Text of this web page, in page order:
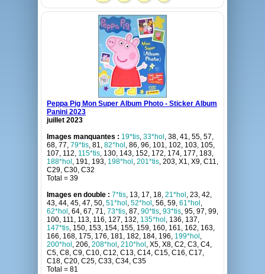
Peppa Pig Mon Super Album Photo - Sticker Album
Panini 2023
juillet 2023
Images manquantes : 19*tis, 33*hol , 38, 41, 55, 57,
68, 77, 79*tis, 81, 82*hol , 86, 96, 101, 102, 103, 105,
107, 112, 115*tis, 130, 143, 152, 172, 174, 177, 183,
188*hol , 191, 193, 198*hol , 201*tis, 203, X1, X9, C11,
C29, C30, C32
Total = 39
Images en double : 7*tis, 13, 17, 18, 21*hol , 23, 42,
43, 44, 45, 47, 50, 51*hol , 52*hol , 56, 59, 61*hol ,
62*hol , 64, 67, 71, 73*tis, 87, 90*tis, 93*tis, 95, 97, 99,
100, 111, 113, 116, 127, 132, 135*hol , 136, 137,
147*tis, 150, 153, 154, 155, 159, 160, 161, 162, 163,
166, 168, 175, 176, 181, 182, 184, 196, 199*hol ,
200*hol , 206, 208*hol , 210*hol , X5, X8, C2, C3, C4,
C5, C8, C9, C10, C12, C13, C14, C15, C16, C17,
C18, C20, C25, C33, C34, C35
Total = 81